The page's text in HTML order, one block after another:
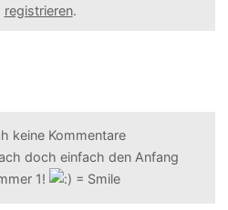
registrieren.
keine Kommentare
doch einfach den Anfang
1!